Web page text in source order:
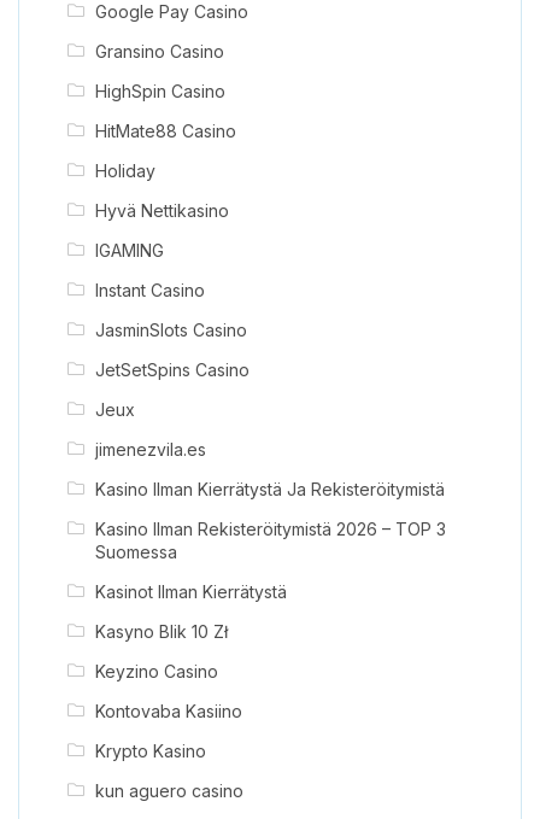
Google Pay Casino
Gransino Casino
HighSpin Casino
HitMate88 Casino
Holiday
Hyvä Nettikasino
IGAMING
Instant Casino
JasminSlots Casino
JetSetSpins Casino
Jeux
jimenezvila.es
Kasino Ilman Kierrätystä Ja Rekisteröitymistä
Kasino Ilman Rekisteröitymistä 2026 – TOP 3
Suomessa
Kasinot Ilman Kierrätystä
Kasyno Blik 10 Zł
Keyzino Casino
Kontovaba Kasiino
Krypto Kasino
kun aguero casino